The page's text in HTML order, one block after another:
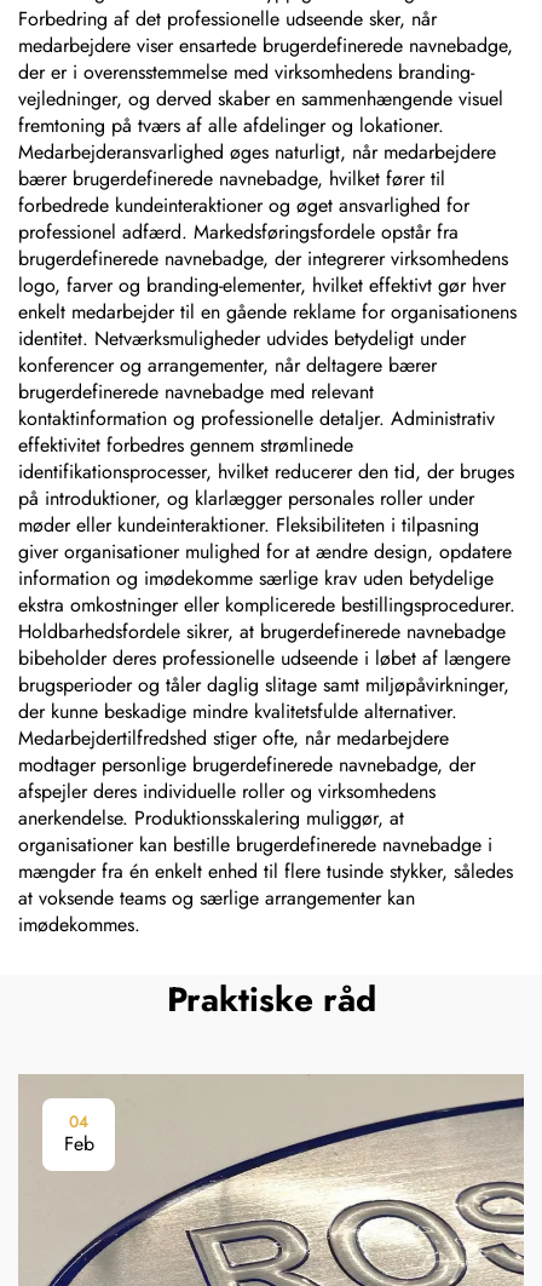
Forbedring af det professionelle udseende sker, når
medarbejdere viser ensartede brugerdefinerede navnebadge,
der er i overensstemmelse med virksomhedens branding-
vejledninger, og derved skaber en sammenhængende visuel
fremtoning på tværs af alle afdelinger og lokationer.
Medarbejderansvarlighed øges naturligt, når medarbejdere
bærer brugerdefinerede navnebadge, hvilket fører til
forbedrede kundeinteraktioner og øget ansvarlighed for
professionel adfærd. Markedsføringsfordele opstår fra
brugerdefinerede navnebadge, der integrerer virksomhedens
logo, farver og branding-elementer, hvilket effektivt gør hver
enkelt medarbejder til en gående reklame for organisationens
identitet. Netværksmuligheder udvides betydeligt under
konferencer og arrangementer, når deltagere bærer
brugerdefinerede navnebadge med relevant
kontaktinformation og professionelle detaljer. Administrativ
effektivitet forbedres gennem strømlinede
identifikationsprocesser, hvilket reducerer den tid, der bruges
på introduktioner, og klarlægger personales roller under
møder eller kundeinteraktioner. Fleksibiliteten i tilpasning
giver organisationer mulighed for at ændre design, opdatere
information og imødekomme særlige krav uden betydelige
ekstra omkostninger eller komplicerede bestillingsprocedurer.
Holdbarhedsfordele sikrer, at brugerdefinerede navnebadge
bibeholder deres professionelle udseende i løbet af længere
brugsperioder og tåler daglig slitage samt miljøpåvirkninger,
der kunne beskadige mindre kvalitetsfulde alternativer.
Medarbejdertilfredshed stiger ofte, når medarbejdere
modtager personlige brugerdefinerede navnebadge, der
afspejler deres individuelle roller og virksomhedens
anerkendelse. Produktionsskalering muliggør, at
organisationer kan bestille brugerdefinerede navnebadge i
mængder fra én enkelt enhed til flere tusinde stykker, således
at voksende teams og særlige arrangementer kan
imødekommes.
Praktiske råd
04
Feb